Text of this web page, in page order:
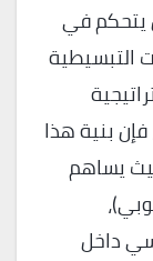
يتحكم في
التبسيطية
بنية هذا
يساهم
داخل